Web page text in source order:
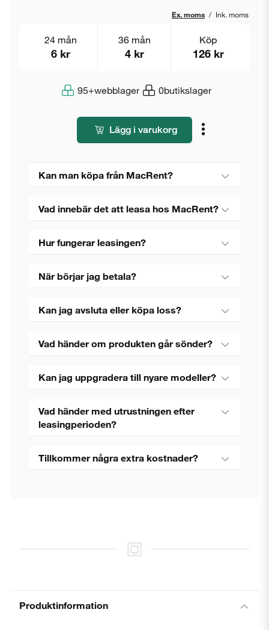
Ex. moms / Ink. moms
95+webblager 0butikslager
24 mån
6 kr
36 mån
4 kr
Köp
126 kr
Lägg i varukorg
Kan man köpa från MacRent?
Vad innebär det att leasa hos MacRent?
Hur fungerar leasingen?
När börjar jag betala?
Kan jag avsluta eller köpa loss?
Vad händer om produkten går sönder?
Kan jag uppgradera till nyare modeller?
Vad händer med utrustningen efter
leasingperioden?
Tillkommer några extra kostnader?
Produktinformation